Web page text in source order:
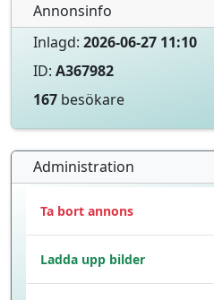
Annonsinfo
Inlagd: 2026-06-27 11:10
ID: A367982
167 besökare
Administration
Ta bort annons
Ladda upp bilder